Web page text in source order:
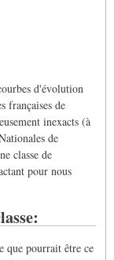
d'évolution
françaises de
inexacts (à
de
classe de
pour nous
que pourrait être ce